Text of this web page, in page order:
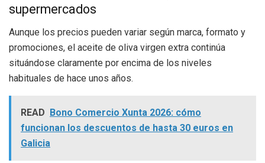
supermercados
Aunque los precios pueden variar según marca, formato y
promociones, el aceite de oliva virgen extra continúa
situándose claramente por encima de los niveles
habituales de hace unos años.
READ Bono Comercio Xunta 2026: cómo
funcionan los descuentos de hasta 30 euros en
Galicia